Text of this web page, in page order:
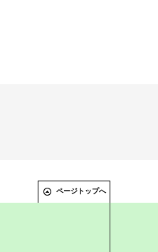
ページトップへ